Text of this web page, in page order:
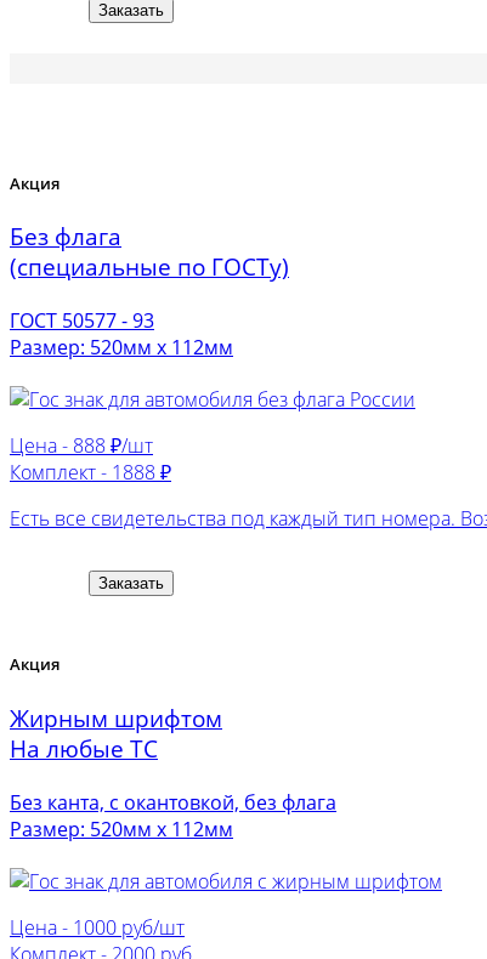
Заказать
Акция
Без флага
(специальные по ГОСТу)
ГОСТ 50577 - 93
Размер: 520мм х 112мм
Цена - 888 ₽/шт
Комплект - 1888 ₽
Есть все свидетельства под каждый тип номера.
Заказать
Акция
Жирным шрифтом
На любые ТС
Без канта, с окантовкой, без флага
Размер: 520мм х 112мм
Цена - 1000 руб/шт